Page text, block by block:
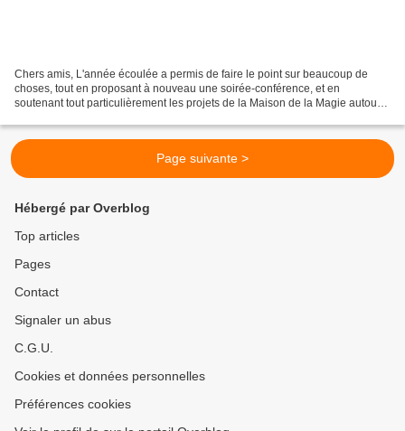
Chers amis, L'année écoulée a permis de faire le point sur beaucoup de
choses, tout en proposant à nouveau une soirée-conférence, et en
soutenant tout particulièrement les projets de la Maison de la Magie autour
Page suivante >
Hébergé par Overblog
Top articles
Pages
Contact
Signaler un abus
C.G.U.
Cookies et données personnelles
Préférences cookies